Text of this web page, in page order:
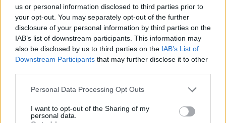
us or personal information disclosed to third parties prior to
your opt-out. You may separately opt-out of the further
disclosure of your personal information by third parties on the
IAB’s list of downstream participants. This information may
also be disclosed by us to third parties on the IAB’s List of
Downstream Participants that may further disclose it to other
Personal Data Processing Opt Outs
I want to opt-out of the Sharing of my
personal data.
επιστροφή ενός ενοικίου σε παραπάνω από
900.000 ενοικιαστές. Θα καταβάλλεται κάθε
Νοέμβριο, θα αφορά την κύρια κατοικία αλλά
και τη φοιτητική στέγη με μέγιστο ποσό τα 900
ευρώ και τα 800 ευρώ αντίστοιχα.
», προσθέτει μεταξύ άλλων.